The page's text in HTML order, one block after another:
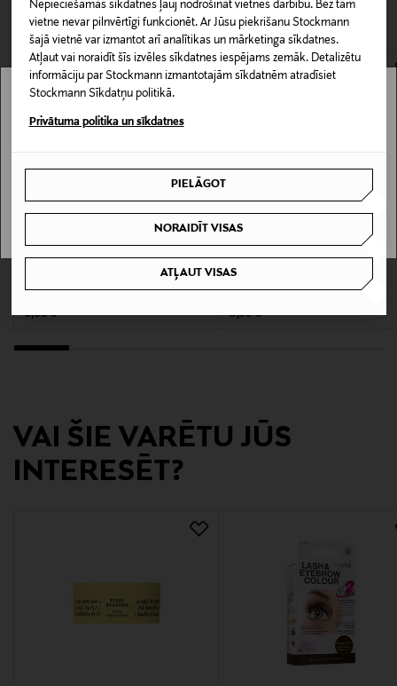
Nepieciešamās sīkdatnes ļauj nodrošināt vietnes darbību. Bez tām
vietne nevar pilnvērtīgi funkcionēt. Ar Jūsu piekrišanu Stockmann
šajā vietnē var izmantot arī analītikas un mārketinga sīkdatnes.
Atļaut vai noraidīt šīs izvēles sīkdatnes iespējams zemāk. Detalizētu
informāciju par Stockmann izmantotajām sīkdatnēm atradīsiet
Stockmann Sīkdatņu politikā.
Privātuma politika un sīkdatnes
PIELĀGOT
NORAIDĪT VISAS
ATĻAUT VISAS
Matēts, Zīmuļveida
Ražotājvalsts
ĶĪNA
Ražotāja daļas numurs
Ražotājs
Digitālā adrese
Atslēgvārdi
NYX Professional Makeup, lūpu krāsa, matēta lūpu
krāsa, lūpas, lūpu grims,
nedrīkst atdot atpakaļ aizzīmogotas preces, ja to zīmogs ir
atvērts. Aizzīmogotiem kosmētikas un dabiskiem līdzekļiem,
kas tiek atdoti atpakaļ, ir jābūt to sākotnējā neatvērtajā
iepakojumā.
PREČU ATGRIEŠANAS POLITIKA
CITI KLIENTI SKATĪJĀS ARĪ
NYX PROFESSIONAL MAKEUP
Original Price
8,90 €
NYX PROFESSIONAL MAKEUP
Original Price
8,90 €
VAI ŠIE VARĒTU JŪS
INTERESĒT?
Stockmann nav pieejams tavā valstī.